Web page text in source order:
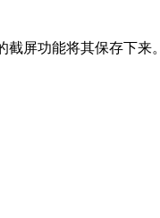
屏功能将其保存下来。